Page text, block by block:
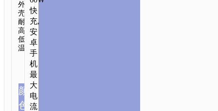
外
壳.
耐
高
低
温.
颜
色
快
充,
安
卓
手
机
最
大
电
流